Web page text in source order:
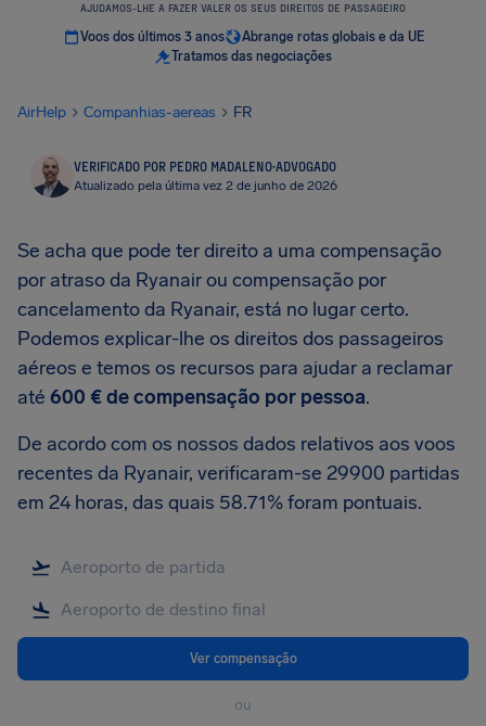
AJUDAMOS-LHE A FAZER VALER OS SEUS DIREITOS DE PASSAGEIRO
Voos dos últimos 3 anos
Abrange rotas globais e da UE
Tratamos das negociações
AirHelp Companhias-aereas FR
VERIFICADO POR PEDRO MADALENO·ADVOGADO
Atualizado pela última vez 2 de junho de 2026
Se acha que pode ter direito a uma compensação
por atraso da Ryanair ou compensação por
cancelamento da Ryanair, está no lugar certo.
Podemos explicar-lhe os direitos dos passageiros
aéreos e temos os recursos para ajudar a reclamar
até 600 € de compensação por pessoa.
De acordo com os nossos dados relativos aos voos
recentes da Ryanair, verificaram-se 29900 partidas
em 24 horas, das quais 58.71% foram pontuais.
Ver compensação
ou